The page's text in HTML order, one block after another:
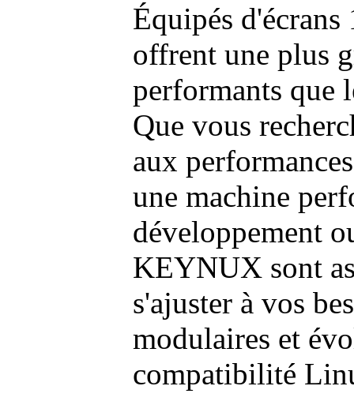
Équipés
offrent une plus
performants que
Que vous
aux
une machine
développement
KEYNUX sont
s'ajuster à vos
modulaires et
compatibilité